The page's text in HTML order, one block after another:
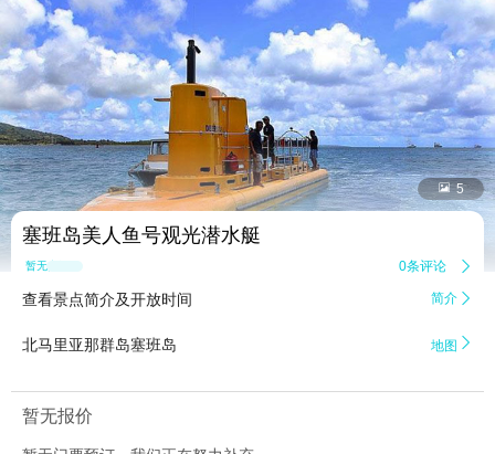
 5
塞班岛美人鱼号观光潜水艇
暂无点评 0条评论 
查看景点简介及开放时间 简介 
北马里亚那群岛塞班岛 地图 
暂无报价
